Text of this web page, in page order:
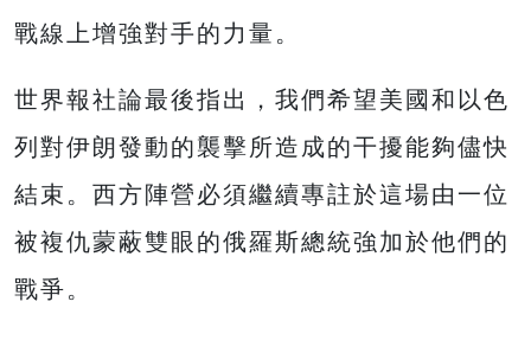
戰線上增強對手的力量。
世界報社論最後指出，我們希望美國和以色
列對伊朗發動的襲擊所造成的干擾能夠儘快
結束。西方陣營必須繼續專註於這場由一位
被複仇蒙蔽雙眼的俄羅斯總統強加於他們的
戰爭。